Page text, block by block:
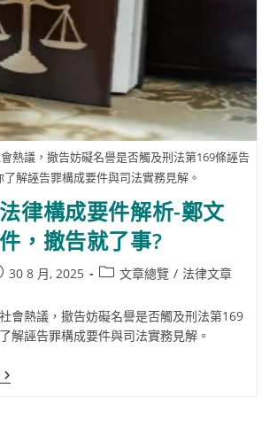
熱議，撤告妨礙名譽是否觸及刑法第169條誣告
了解誣告罪構成要件與司法實務見解。
律構成要件解析-鄭文
，撤告就了事?
30 8 月, 2025
Post文章總覽 / 法律文章
會熱議，撤告妨礙名譽是否觸及刑法第169
解誣告罪構成要件與司法實務見解。